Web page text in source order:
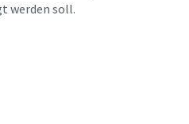
werden soll.